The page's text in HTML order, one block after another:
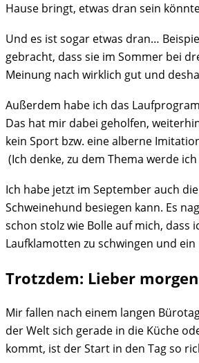
Hause bringt, etwas dran sein
Und es ist sogar etwas dran…
gebracht, dass sie im Sommer bei
Meinung nach wirklich gut und
Außerdem habe ich das
Das hat mir dabei geholfen,
kein Sport bzw. eine alberne
(Ich denke, zu dem Thema werde
Ich habe jetzt im September auch
Schweinehund besiegen kann. Es
schon stolz wie Bolle auf mich,
Laufklamotten zu schwingen und
Trotzdem: Lieber
Mir fallen nach einem langen
der Welt sich gerade in die Küche
kommt, ist der Start in den Tag so